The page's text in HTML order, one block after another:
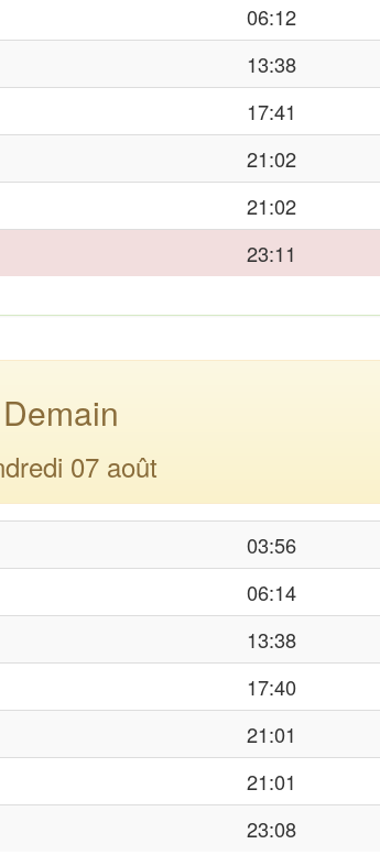
06:12
13:38
17:41
21:02
21:02
23:11
Demain
07 août
03:56
06:14
13:38
17:40
21:01
21:01
23:08